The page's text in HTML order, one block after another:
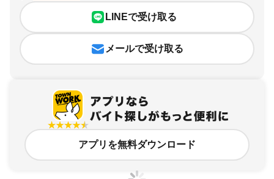
LINEで受け取る
メールで受け取る
アプリを無料ダウンロード